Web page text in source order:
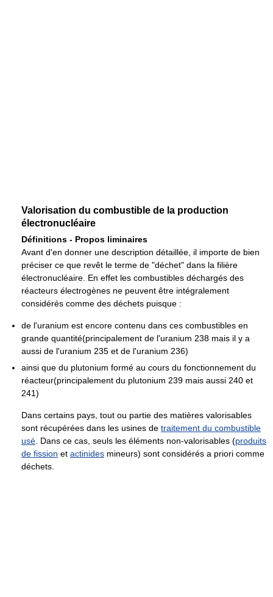
Valorisation du combustible de la production
électronucléaire
Définitions - Propos liminaires
Avant d'en donner une description détaillée, il importe de bien
préciser ce que revêt le terme de "déchet" dans la filière
électronucléaire. En effet les combustibles déchargés des
réacteurs électrogènes ne peuvent être intégralement
considérés comme des déchets puisque :
de l'uranium est encore contenu dans ces combustibles en
grande quantité(principalement de l'uranium 238 mais il y a
aussi de l'uranium 235 et de l'uranium 236)
ainsi que du plutonium formé au cours du fonctionnement du
réacteur(principalement du plutonium 239 mais aussi 240 et
241)
Dans certains pays, tout ou partie des matières valorisables
sont récupérées dans les usines de traitement du combustible
usé . Dans ce cas, seuls les éléments non-valorisables (produits
de fission et actinides mineurs) sont considérés a priori comme
déchets.